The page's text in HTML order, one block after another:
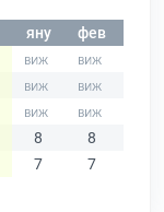
яну фев
8 8
7 7